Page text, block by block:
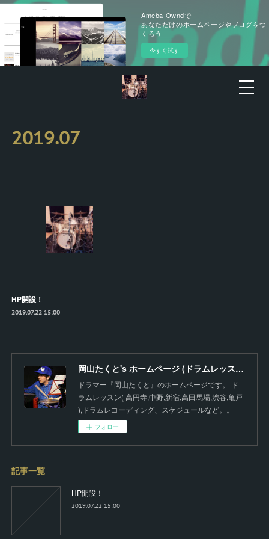
Ameba Owndで
あなただけのホームページやブログをつ
くろう
今すぐ試す
2019.07
HP開設！
2019.07.22 15:00
岡山たくと's ホームページ (ドラムレッスン、ドラムRECなど)
ドラマー『岡山たくと』のホームページです。 ド
ラムレッスン( 高円寺,中野,新宿,高田馬場,渋谷,亀戸
),ドラムレコーディング、スケジュールなど。。
フォロー
記事一覧
HP開設！
2019.07.22 15:00